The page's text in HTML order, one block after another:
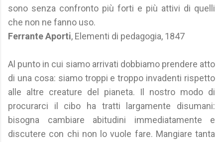
sono senza confronto più forti e più attivi di quelli
che non ne fanno uso.
Ferrante Aporti, Elementi di pedagogia, 1847
Al punto in cui siamo arrivati dobbiamo prendere atto
di una cosa: siamo troppi e troppo invadenti rispetto
alle altre creature del pianeta. Il nostro modo di
procurarci il cibo ha tratti largamente disumani:
bisogna cambiare abitudini immediatamente e
discutere con chi non lo vuole fare. Mangiare tanta